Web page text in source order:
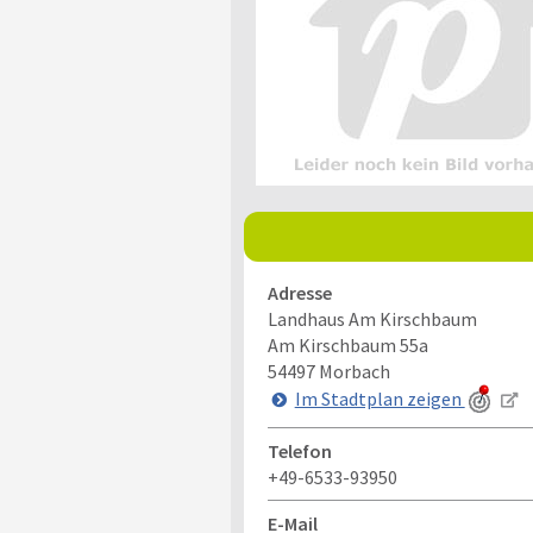
Adresse
Landhaus Am Kirschbaum
Am Kirschbaum 55a
54497 Morbach
Im Stadtplan zeigen
Telefon
+49-6533-93950
E-Mail